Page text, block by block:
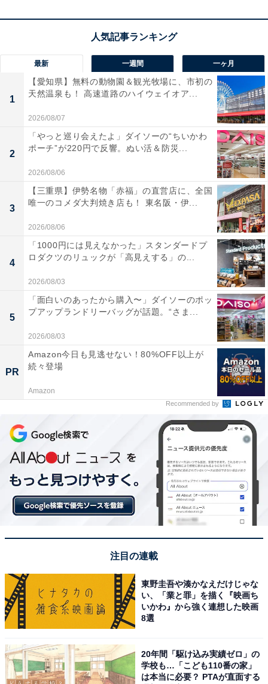
楽天トラベルでホテルを見る
「ギネス認定の宿 XYZ Seaside Resort」の口コ
ミは？
「ギネス認定の宿 XYZ Seaside Resort」には、以下のよ
うな口コミが寄せられています。
部屋の電動開閉式露天風呂から海や星空の絶景を堪
能できる
炭火焼きや熊野牛のしゃぶしゃぶなど料理の質と量
に大満足
最新 一週間 一ヶ月
1
【愛知県】無料の動物園＆観光牧場に、市初の
天然温泉も！ 高速道路のハイウェイオア...
2026/08/07
2
「やっと巡り会えたよ」ダイソーの“ちいかわ
ポーチ”が220円で反響。ぬい活＆防災...
2026/08/06
3
【三重県】伊勢名物「赤福」の直営店に、全国
唯一のコメダ大判焼き店も！ 東名阪・伊...
2026/08/06
4
「1000円には見えなかった」スタンダードプ
ロダクツのリュックが「高見えする」の...
2026/08/03
5
「面白いのあったから購入〜」ダイソーのポッ
プアップランドリーバッグが話題。“さま...
2026/08/03
PR
Amazon今日も見逃せない！80%OFF以上が
続々登場
Amazon
Recommended by
注目の連載
東野圭吾や湊かなえだけじゃな
い、「業と罪」を描く『映画ち
いかわ』から強く連想した映画
8選
20年間「駆け込み実績ゼロ」の
学校も…「こども110番の家」
は本当に必要？ PTAが直面する